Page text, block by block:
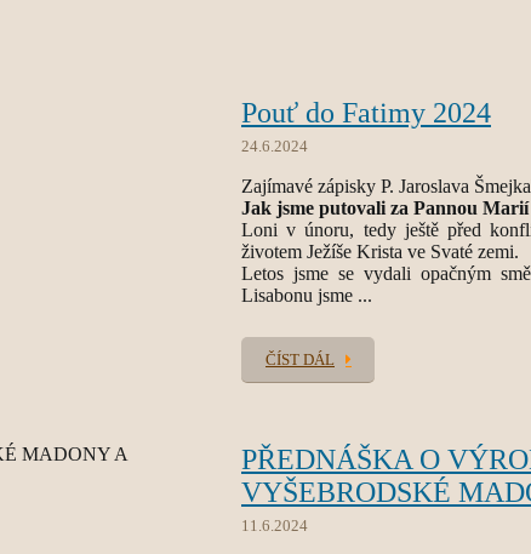
Pouť do Fatimy 2024
24.6.2024
Zajímavé zápisky P. Jaroslava
Jak jsme putovali za Pannou Marií
Loni v únoru, tedy ještě před
životem Ježíše Krista ve Svaté zemi.
Letos jsme se vydali opačným
Lisabonu jsme ...
ČÍST DÁL
PŘEDNÁŠKA O
VYŠEBRODSKÉ
11.6.2024